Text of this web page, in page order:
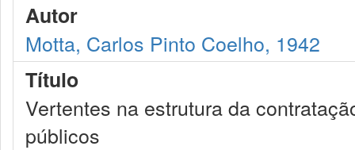
Autor
Motta, Carlos Pinto Coelho, 1942
Título
Vertentes na estrutura da
públicos